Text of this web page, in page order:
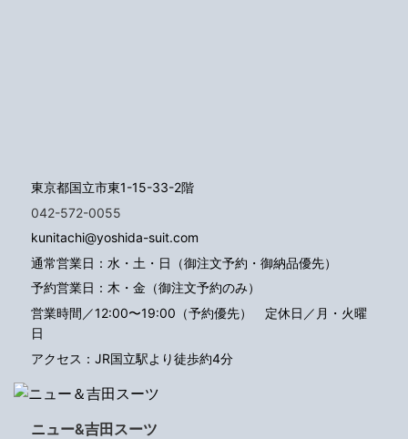
東京都国立市東1-15-33-2階
042-572-0055
kunitachi@yoshida-suit.com
通常営業日：水・土・日（御注文予約・御納品優先）
予約営業日：木・金（御注文予約のみ）
営業時間／12:00〜19:00（予約優先） 定休日／月・火曜
日
アクセス：JR国立駅より徒歩約4分
ニュー&吉田スーツ